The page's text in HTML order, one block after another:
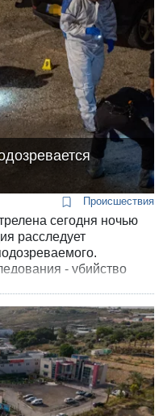
Происшествия
сегодня ночью
расследует
- убийство